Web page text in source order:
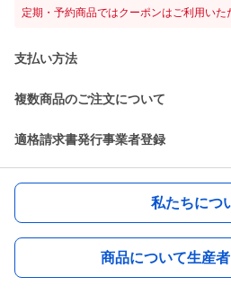
定期・予約商品ではクーポンはご利用いた
支払い方法
複数商品のご注文について
適格請求書発行事業者登録
私たちにつ
商品について生産